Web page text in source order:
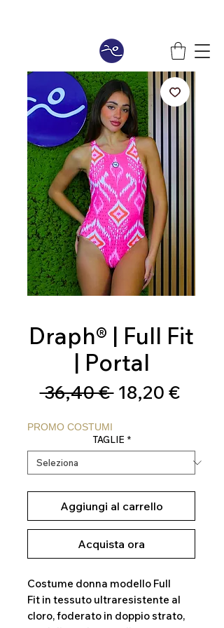
Draph® | Full Fit
| Portal
36,40 € Prezzo
18,20 €Prezzo
PROMO COSTUMI
TAGLIE *
Aggiungi al carrello
Acquista ora
Costume donna modello Full
Fit in tessuto ultraresistente al
cloro, foderato in doppio strato,